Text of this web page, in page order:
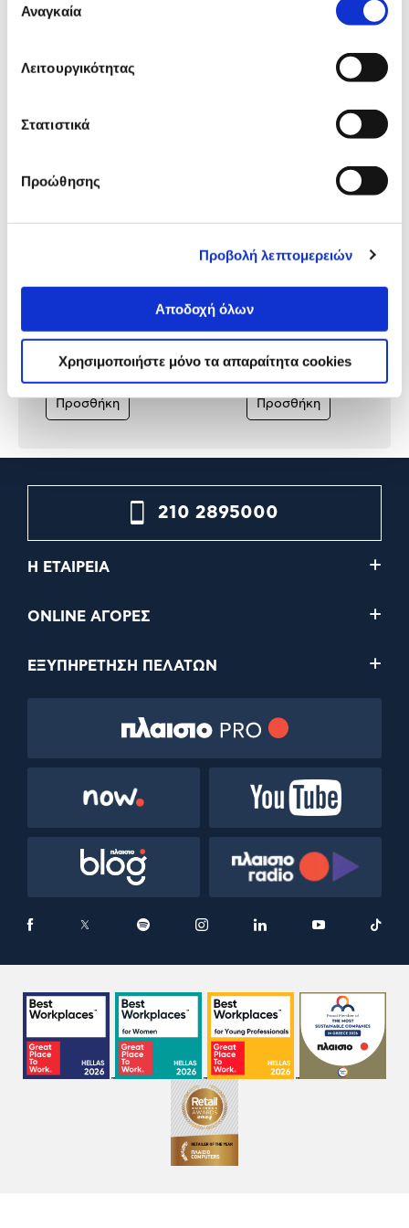
συγκατάθεσης
Αναγκαία
Λειτουργικότητας
Στατιστικά
Προώθησης
Προβολή λεπτομερειών
Αποδοχή όλων
Χρησιμοποιήστε μόνο τα απαραίτητα cookies
Δες τι κλίκαραν όσοι είδαν το ίδιο
6,50€
Προσθήκη
Βιολετί-Ανοιχτό Κυανό
6,50€
Προσθήκη
210 2895000
Η ΕΤΑΙΡΕΙΑ
ONLINE ΑΓΟΡΕΣ
ΕΞΥΠΗΡΕΤΗΣΗ ΠΕΛΑΤΩΝ